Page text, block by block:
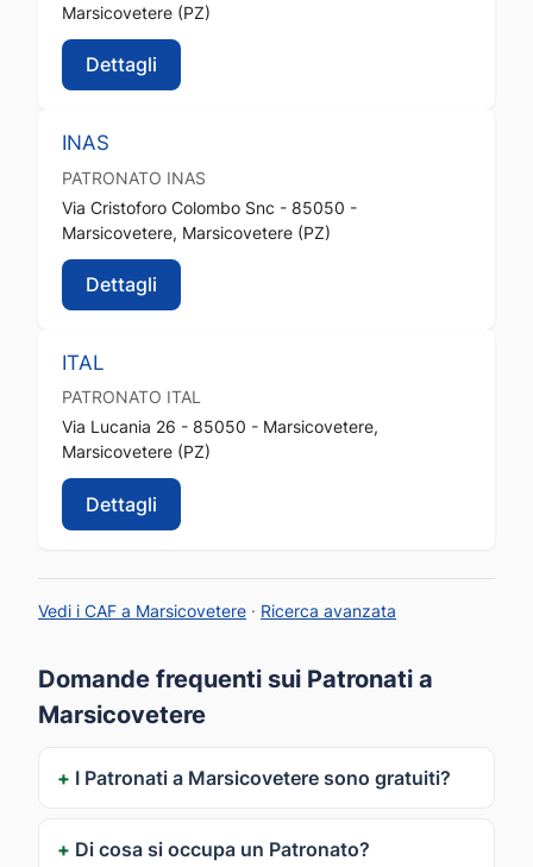
Marsicovetere (PZ)
Dettagli
INAS
PATRONATO INAS
Via Cristoforo Colombo Snc - 85050 -
Marsicovetere, Marsicovetere (PZ)
Dettagli
ITAL
PATRONATO ITAL
Via Lucania 26 - 85050 - Marsicovetere,
Marsicovetere (PZ)
Dettagli
Vedi i CAF a Marsicovetere · Ricerca avanzata
Domande frequenti sui Patronati a
Marsicovetere
I Patronati a Marsicovetere sono gratuiti?
Di cosa si occupa un Patronato?